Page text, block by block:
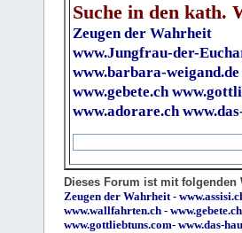
Suche in den kath.
Zeugen der Wahrheit
www.Jungfrau-der-
www.barbara-weigand.de
www.gebete.ch
www.adorare.ch
Dieses Forum ist mit folgenden
Zeugen der Wahrheit-
www.wallfahrten.ch - www.gebete.ch
www.gottliebtuns.com- www.das-